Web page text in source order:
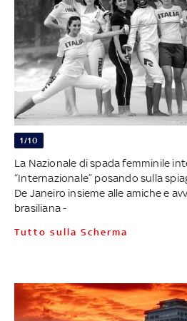
1/10
La Nazionale di spada femminile
“Internazionale” posando sulla
De Janeiro insieme alle amiche e
brasiliana -
Tutto sulla Scherma